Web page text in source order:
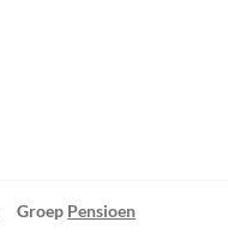
Groep Pensioen